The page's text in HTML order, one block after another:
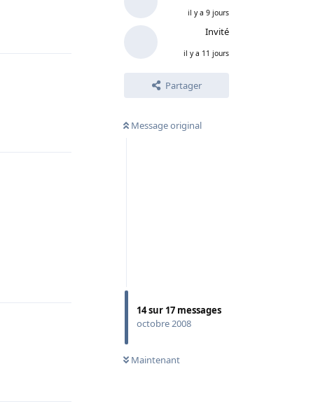
il y a 9 jours
Invité
il y a 11 jours
Partager
Message original
14sur 17 messages
octobre 2008
Maintenant